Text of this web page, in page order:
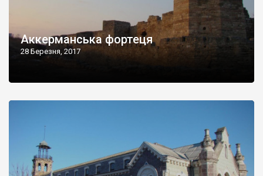
Аккерманська фортеця
28 Березня, 2017